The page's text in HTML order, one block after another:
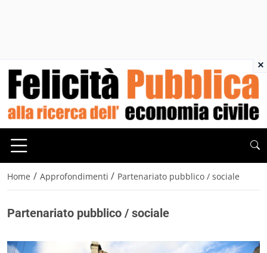
Home / Approfondimenti / Partenariato pubblico / sociale
Partenariato pubblico / sociale
×